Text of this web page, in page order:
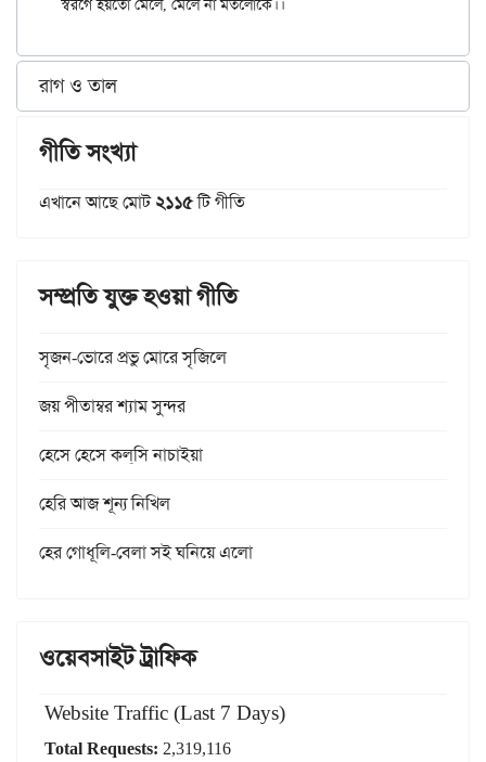
রাগ ও তাল
গীতি সংখ্যা
এখানে আছে মোট২১১৫টি গীতি
সম্প্রতি যুক্ত হওয়া গীতি
সৃজন-ভোরে প্রভু মোরে সৃজিলে
জয় পীতাম্বর শ্যাম সুন্দর
হেসে হেসে কল্‌সি নাচাইয়া
হেরি আজ শূন্য নিখিল
হের গোধূলি-বেলা সই ঘনিয়ে এলো
ওয়েবসাইট ট্রাফিক
Website Traffic (Last 7 Days)
Total Requests: 2,319,116